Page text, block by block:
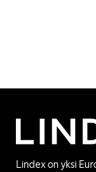
Lindex on yksi